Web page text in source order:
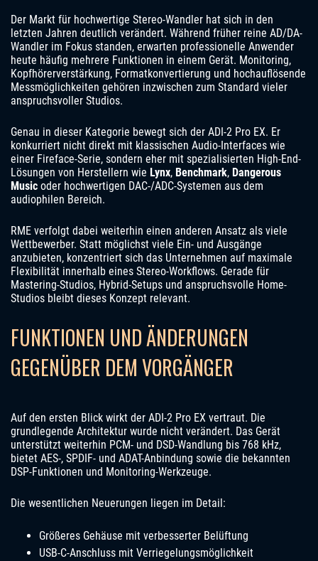
Der Markt für hochwertige Stereo-Wandler hat sich in den
letzten Jahren deutlich verändert. Während früher reine AD/DA-
Wandler im Fokus standen, erwarten professionelle Anwender
heute häufig mehrere Funktionen in einem Gerät. Monitoring,
Kopfhörerverstärkung, Formatkonvertierung und hochauflösende
Messmöglichkeiten gehören inzwischen zum Standard vieler
anspruchsvoller Studios.
Genau in dieser Kategorie bewegt sich der ADI-2 Pro EX. Er
konkurriert nicht direkt mit klassischen Audio-Interfaces wie
einer Fireface-Serie, sondern eher mit spezialisierten High-End-
Lösungen von Herstellern wie Lynx, Benchmark, Dangerous
Music oder hochwertigen DAC-/ADC-Systemen aus dem
audiophilen Bereich.
RME verfolgt dabei weiterhin einen anderen Ansatz als viele
Wettbewerber. Statt möglichst viele Ein- und Ausgänge
anzubieten, konzentriert sich das Unternehmen auf maximale
Flexibilität innerhalb eines Stereo-Workflows. Gerade für
Mastering-Studios, Hybrid-Setups und anspruchsvolle Home-
Studios bleibt dieses Konzept relevant.
FUNKTIONEN UND ÄNDERUNGEN
GEGENÜBER DEM VORGÄNGER
Auf den ersten Blick wirkt der ADI-2 Pro EX vertraut. Die
grundlegende Architektur wurde nicht verändert. Das Gerät
unterstützt weiterhin PCM- und DSD-Wandlung bis 768 kHz,
bietet AES-, SPDIF- und ADAT-Anbindung sowie die bekannten
DSP-Funktionen und Monitoring-Werkzeuge.
Die wesentlichen Neuerungen liegen im Detail:
Größeres Gehäuse mit verbesserter Belüftung
USB-C-Anschluss mit Verriegelungsmöglichkeit